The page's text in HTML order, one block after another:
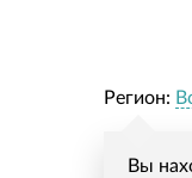
Регион:
Вы